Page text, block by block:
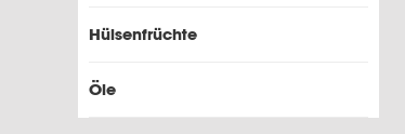
Hülsenfrüchte
Öle